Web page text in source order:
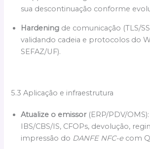
sua descontinuação conforme
Hardening de comunicação (TLS/
validando cadeia e protocolos do
SEFAZ/UF).
5.3 Aplicação e infraestrutura
Atualize o emissor(ERP/PDV/
IBS/CBS/IS, CFOPs, devolução,
impressão do DANFE NFC-ecom